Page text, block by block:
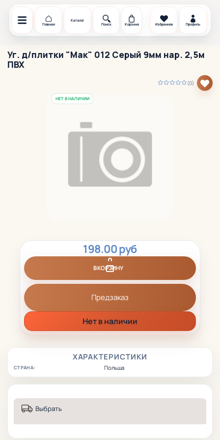
Главная
Каталог
Поиск
Корзина Избранное Профиль
Уг. д/плитки "Мак" 012 Серый 9мм нар. 2,5м
ПВХ
(0)
НЕТ В НАЛИЧИИ
ХАРАКТЕРИСТИКИ
СТРАНА: Польша
198.00 руб
В КОРЗИНУ
Предзаказ
Нет в наличии
Выбрать